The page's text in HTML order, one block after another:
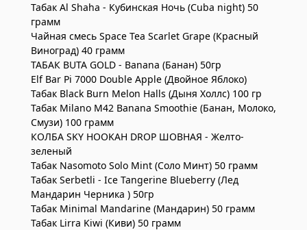
Табак Al Shaha - Кубинская Ночь (Cuba night) 50
грамм
Чайная смесь Space Tea Scarlet Grape (Красный
Виноград) 40 грамм
ТАБАК BUTA GOLD - Banana (Банан) 50гр
Elf Bar Pi 7000 Double Apple (Двойное Яблоко)
Табак Black Burn Melon Halls (Дыня Холлс) 100 гр
Табак Milano M42 Banana Smoothie (Банан, Молоко,
Смузи) 100 грамм
КОЛБА SKY HOOKAH DROP ШОВНАЯ - Желто-
зеленый
Табак Nasomoto Solo Mint (Соло Минт) 50 грамм
Табак Serbetli - Ice Tangerine Blueberry (Лед
Мандарин Черника ) 50гр
Табак Minimal Mandarine (Мандарин) 50 грамм
Табак Lirra Kiwi (Киви) 50 грамм